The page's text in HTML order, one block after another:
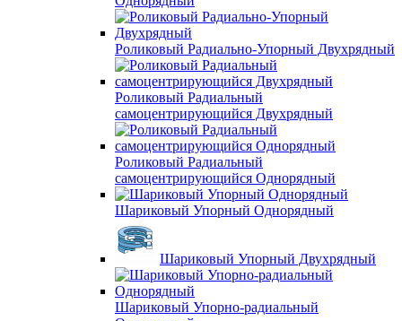
Роликовый Радиально-Упорный Двухрядный
Роликовый Радиальный
самоцентрирующийся Двухрядный
Роликовый Радиальный
самоцентрирующийся Однорядный
Шариковый Упорный Однорядный
Шариковый Упорный Двухрядный
Шариковый Упорно-радиальный